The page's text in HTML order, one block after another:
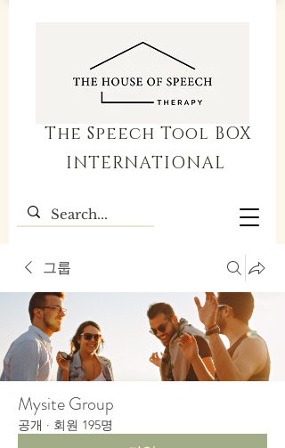
The Speech Tool BOX
INTERNATIONAL
그룹
Mysite Group
공개 · 회원 195명